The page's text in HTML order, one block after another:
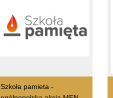
Szkoła pamieta -